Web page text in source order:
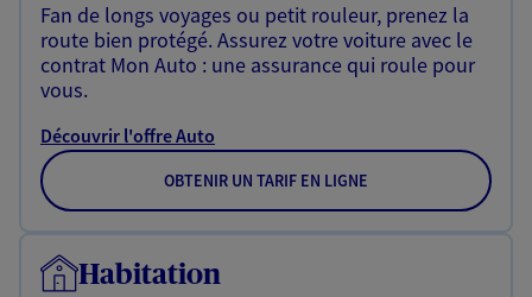
Fan de longs voyages ou petit rouleur, prenez la
route bien protégé. Assurez votre voiture avec le
contrat Mon Auto : une assurance qui roule pour
vous.
Découvrir l'offre Auto
OBTENIR UN TARIF EN LIGNE
Habitation